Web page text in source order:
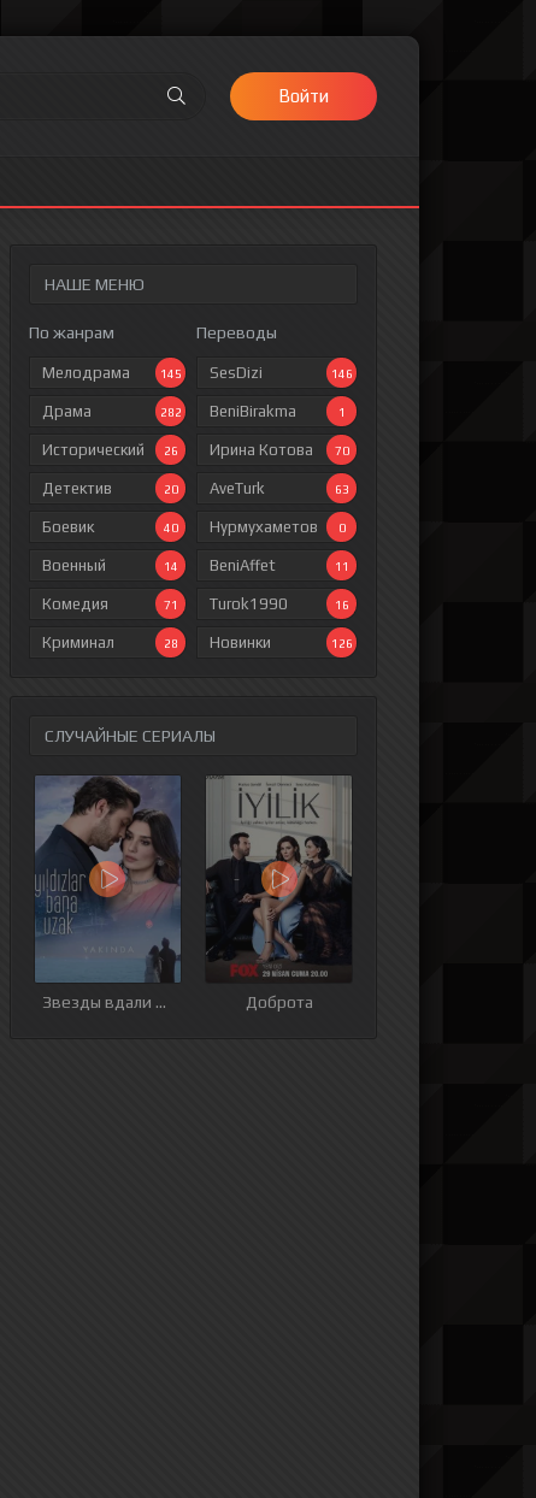
Войти
НАШЕ МЕНЮ
По жанрам
Мелодрама 145
Драма 282
Исторический 26
Детектив 20
Боевик 40
Военный 14
Комедия 71
Криминал 28
Переводы
SesDizi 146
BeniBirakma 1
Ирина Котова 70
AveTurk 63
Нурмухаметов 0
BeniAffet 11
Turok1990 16
Новинки 126
СЛУЧАЙНЫЕ СЕРИАЛЫ
Звезды вдали от меня Доброта
9 серия 10 серия 11 серия